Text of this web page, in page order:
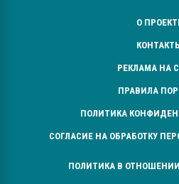
О
РЕКЛАМА НА
ПРАВИЛА
ПОЛИТИКА
СОГЛАСИЕ НА ОБРАБОТКУ
ПОЛИТИКА В ОТНОШЕНИИ